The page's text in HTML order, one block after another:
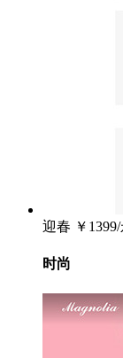
迎春 ￥
时尚